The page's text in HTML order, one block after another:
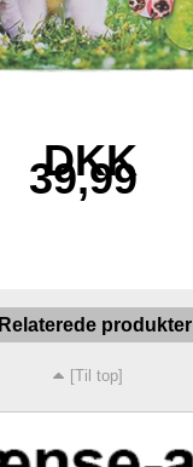
DKK
39,99
Relaterede produkter
[Til top]